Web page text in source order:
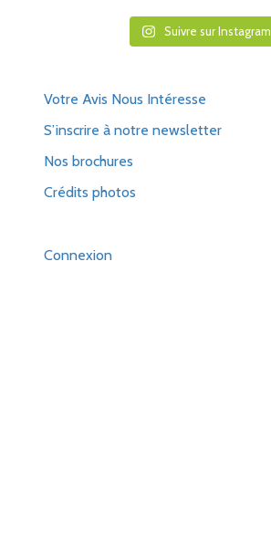
Suivre sur Instagram
Votre Avis Nous Intéresse
S’inscrire à notre newsletter
Nos brochures
Crédits photos
Connexion